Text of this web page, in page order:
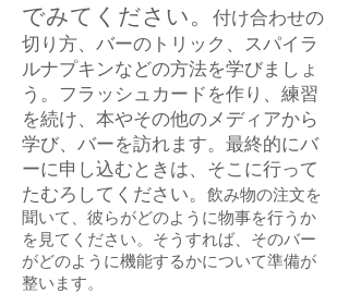
でみてください。
付け合わせの
切り方、バーのトリック、スパイラ
ルナプキンなどの方法を学びましょ
う。フラッシュカードを作り、練習
を続け、本やその他のメディアから
学び、バーを訪れます。最終的にバ
ーに申し込むときは、そこに行って
たむろしてください。 飲み物の注文を
聞いて、彼らがどのように物事を行うか
を見てください。そうすれば、そのバー
がどのように機能するかについて準備が
整います。